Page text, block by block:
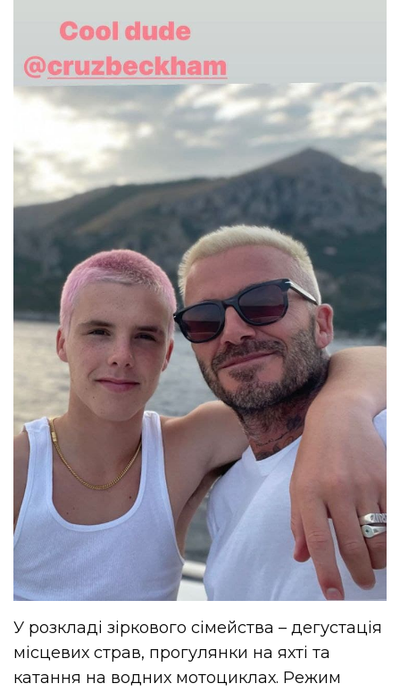
У розкладі зіркового сімейства – дегустація
місцевих страв, прогулянки на яхті та
катання на водних мотоциклах. Режим